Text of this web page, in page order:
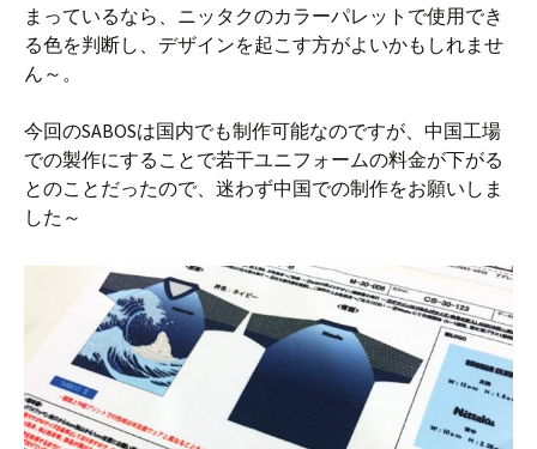
まっているなら、ニッタクのカラーパレットで使用でき
る色を判断し、デザインを起こす方がよいかもしれませ
ん～。
今回のSABOSは国内でも制作可能なのですが、中国工場
での製作にすることで若干ユニフォームの料金が下がる
とのことだったので、迷わず中国での制作をお願いしま
した～